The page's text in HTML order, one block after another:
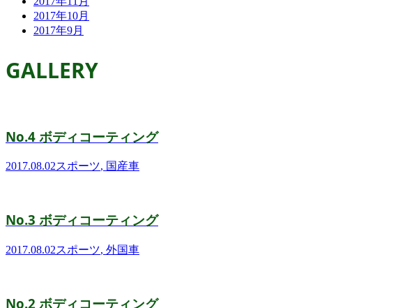
2017年10月
2017年9月
GALLERY
No.4 ボディコーティング
2017.08.02スポーツ, 国産車
No.3 ボディコーティング
2017.08.02スポーツ, 外国車
No.2 ボディコーティング